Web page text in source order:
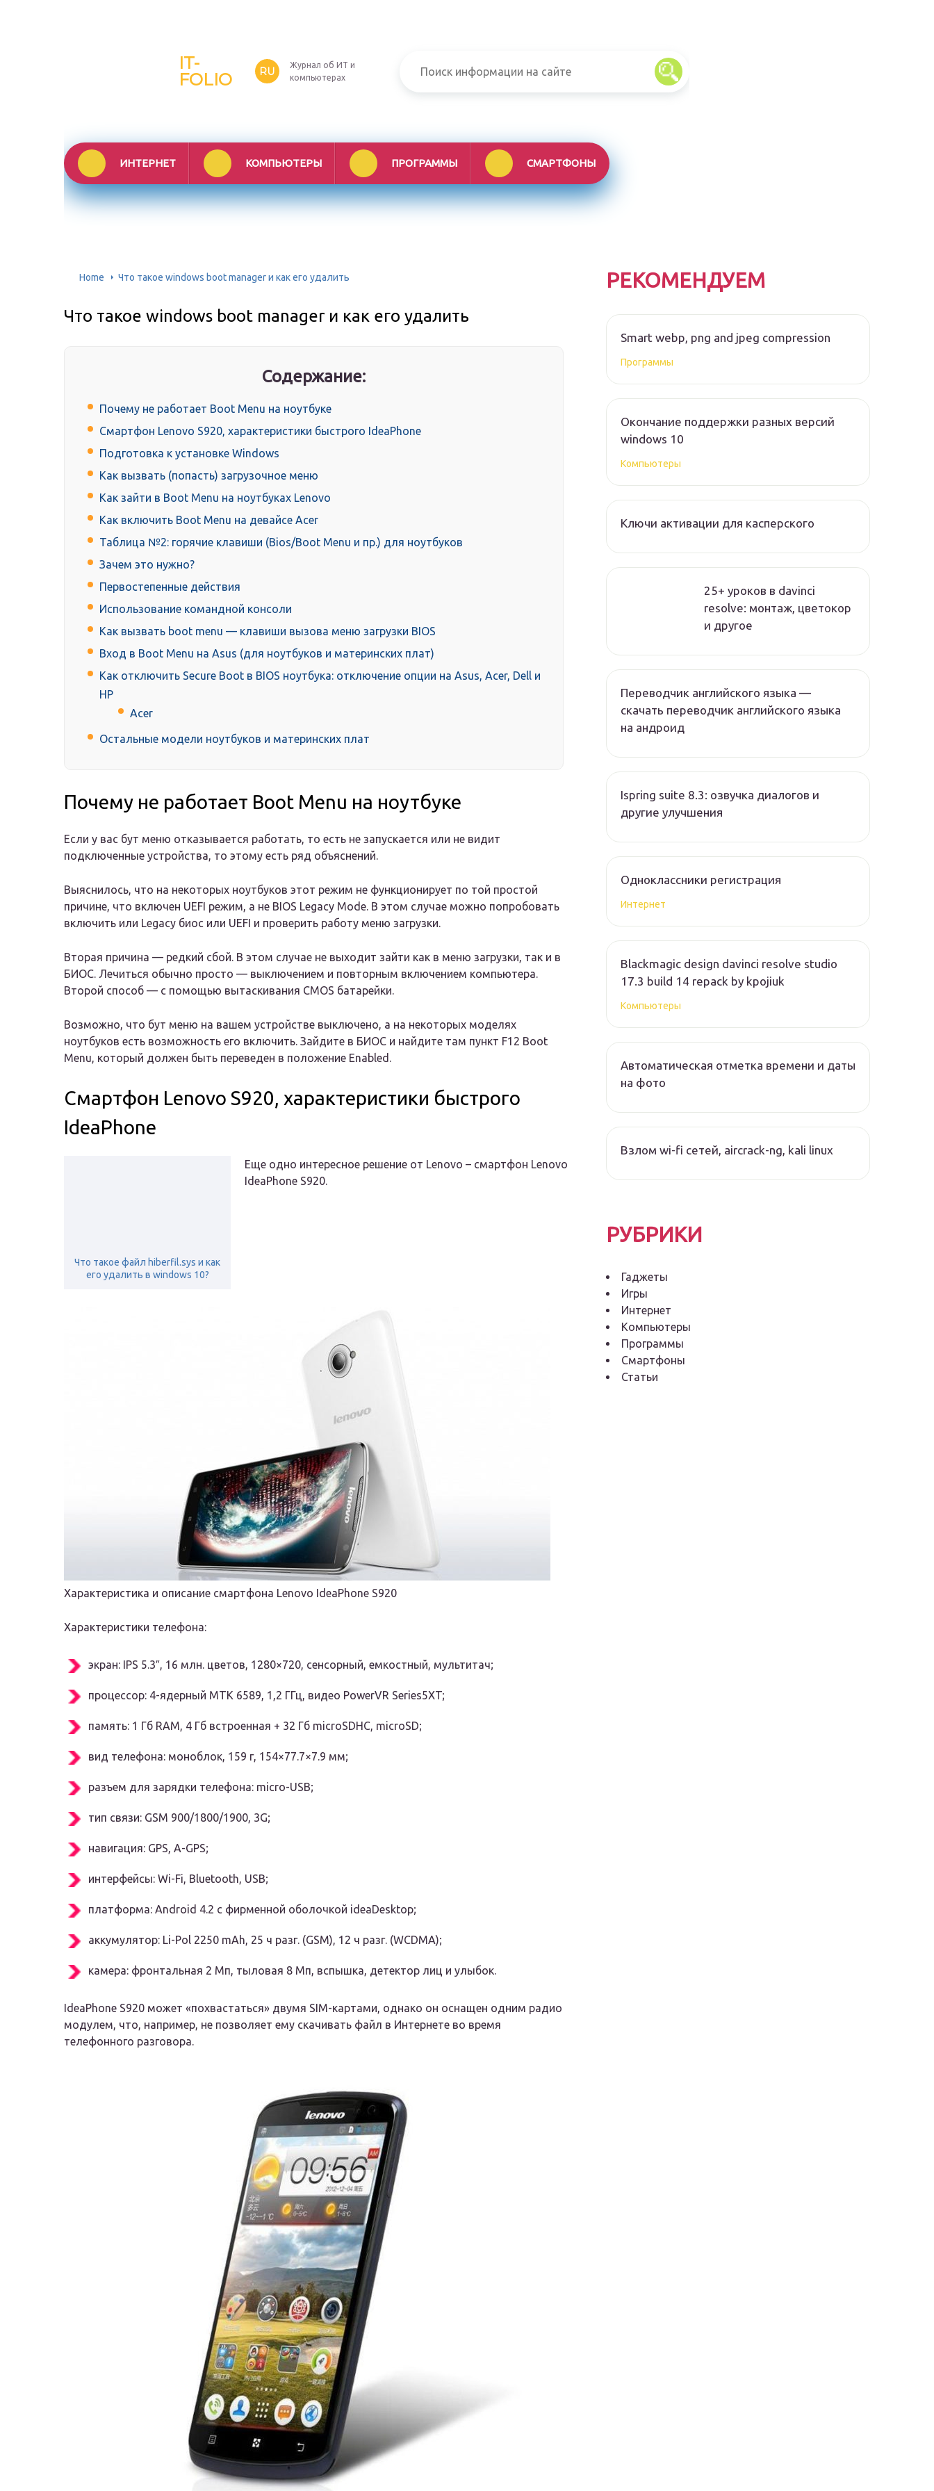
IT-
FOLIO
RU
Журнал об ИТ и
компьютерах
ИНТЕРНЕТ КОМПЬЮТЕРЫ ПРОГРАММЫ СМАРТФОНЫ
Home Что такое windows boot manager и как его удалить
Что такое windows boot manager и как его удалить
Содержание:
Почему не работает Boot Menu на ноутбуке
Смартфон Lenovo S920, характеристики быстрого IdeaPhone
Подготовка к установке Windows
Как вызвать (попасть) загрузочное меню
Как зайти в Boot Menu на ноутбуках Lenovo
Как включить Boot Menu на девайсе Acer
Таблица №2: горячие клавиши (Bios/Boot Menu и пр.) для ноутбуков
Зачем это нужно?
Первостепенные действия
Использование командной консоли
Как вызвать boot menu — клавиши вызова меню загрузки BIOS
Вход в Boot Menu на Asus (для ноутбуков и материнских плат)
Как отключить Secure Boot в BIOS ноутбука: отключение опции на Asus, Aсer, Dell и
HP
Acer
Остальные модели ноутбуков и материнских плат
Почему не работает Boot Menu на ноутбуке
Если у вас бут меню отказывается работать, то есть не запускается или не видит
подключенные устройства, то этому есть ряд объяснений.
Выяснилось, что на некоторых ноутбуков этот режим не функционирует по той простой
причине, что включен UEFI режим, а не BIOS Legacy Mode. В этом случае можно попробовать
включить или Legacy биос или UEFI и проверить работу меню загрузки.
Вторая причина — редкий сбой. В этом случае не выходит зайти как в меню загрузки, так и в
БИОС. Лечиться обычно просто — выключением и повторным включением компьютера.
Второй способ — с помощью вытаскивания CMOS батарейки.
Возможно, что бут меню на вашем устройстве выключено, а на некоторых моделях
ноутбуков есть возможность его включить. Зайдите в БИОС и найдите там пункт F12 Boot
Menu, который должен быть переведен в положение Enabled.
Смартфон Lenovo S920, характеристики быстрого
IdeaPhone
Что такое файл hiberfil.sys и как
его удалить в windows 10?
Еще одно интересное решение от Lenovo – смартфон Lenovo
IdeaPhone S920.
Характеристика и описание смартфона Lenovo IdeaPhone S920
Характеристики телефона:
экран: IPS 5.3″, 16 млн. цветов, 1280×720, сенсорный, емкостный, мультитач;
процессор: 4-ядерный MTK 6589, 1,2 ГГц, видео PowerVR Series5XT;
память: 1 Гб RAM, 4 Гб встроенная + 32 Гб microSDHC, microSD;
вид телефона: моноблок, 159 г, 154×77.7×7.9 мм;
разъем для зарядки телефона: micro-USB;
тип связи: GSM 900/1800/1900, 3G;
навигация: GPS, A-GPS;
интерфейсы: Wi-Fi, Bluetooth, USB;
платформа: Android 4.2 с фирменной оболочкой ideaDesktop;
аккумулятор: Li-Pol 2250 mAh, 25 ч разг. (GSM), 12 ч разг. (WCDMA);
камера: фронтальная 2 Мп, тыловая 8 Мп, вспышка, детектор лиц и улыбок.
IdeaPhone S920 может «похвастаться» двумя SIM-картами, однако он оснащен одним радио
модулем, что, например, не позволяет ему скачивать файл в Интернете во время
телефонного разговора.
РЕКОМЕНДУЕМ
Smart webp, png and jpeg compression
Программы
Окончание поддержки разных версий
windows 10
Компьютеры
Ключи активации для касперского
25+ уроков в davinci
resolve: монтаж, цветокор
и другое
Переводчик английского языка —
скачать переводчик английского языка
на андроид
Ispring suite 8.3: озвучка диалогов и
другие улучшения
Одноклассники регистрация
Интернет
Blackmagic design davinci resolve studio
17.3 build 14 repack by kpojiuk
Компьютеры
Автоматическая отметка времени и даты
на фото
Взлом wi-fi сетей, aircrack-ng, kali linux
РУБРИКИ
Гаджеты
Игры
Интернет
Компьютеры
Программы
Смартфоны
Статьи